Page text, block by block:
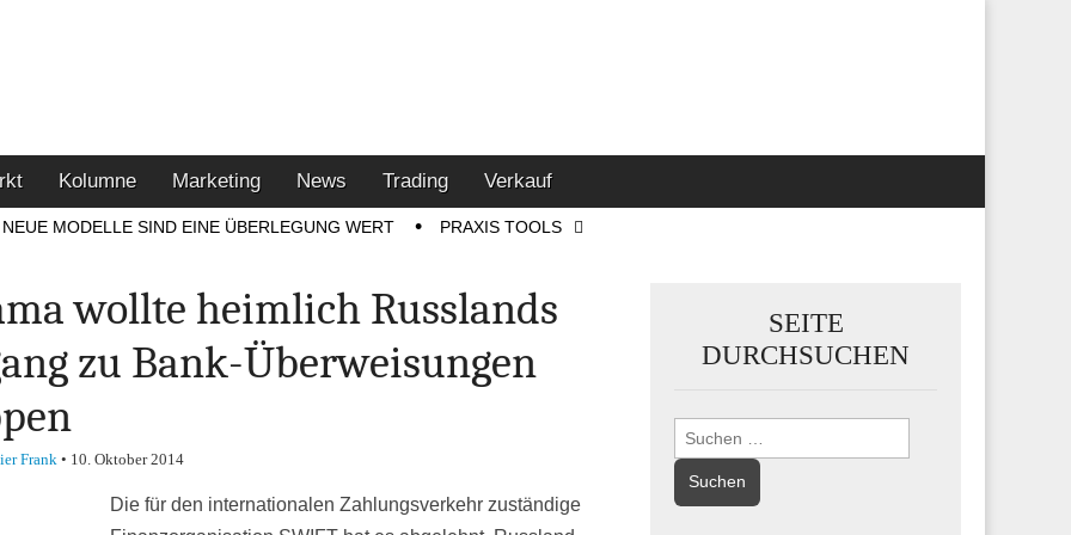
Kolumne Marketing News Trading Verkauf
NEUE MODELLE SIND EINE ÜBERLEGUNG WERT PRAXIS TOOLS
wollte heimlich Russlands
zu Bank-Überweisungen
Frank• 10. Oktober 2014
Die für den internationalen Zahlungsverkehr zuständige
SEITE
DURCHSUCHEN
Suchen
nach: